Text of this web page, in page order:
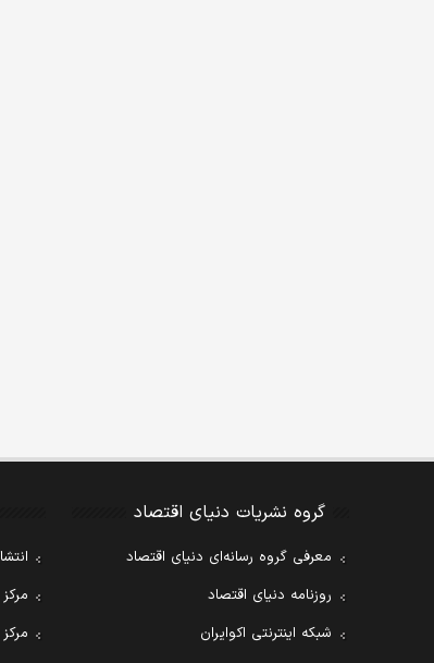
گروه نشریات دنیای اقتصاد
معرفی گروه رسانه‌ای دنیای اقتصاد
روزنامه دنیای اقتصاد
شبکه اینترنتی اکوایران